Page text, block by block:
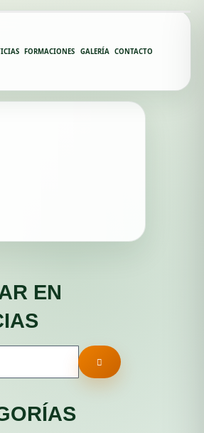
FORMACIONES GALERÍA CONTACTO
EN